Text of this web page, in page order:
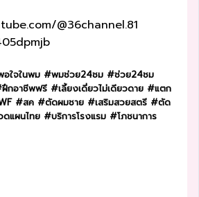
@36channel.81
ใจในพม #พมช่วย24ชม #ช่วย24ชม
กอาชีพฟรี #เลี้ยงเดี่ยวไม่เดียวดาย #แตก
#สค #ตัดผมชาย #เสริมสวยสตรี #ตัด
แผนไทย #บริการโรงแรม #โภชนาการ